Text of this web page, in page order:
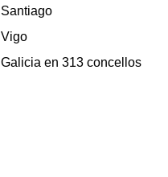
Santiago
Vigo
Galicia en 313 concellos